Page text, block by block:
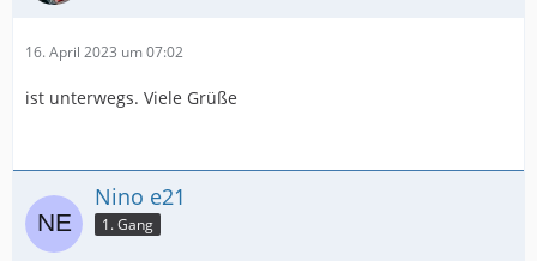
16. April 2023 um 07:02
ist unterwegs. Viele Grüße
Nino e21
1. Gang